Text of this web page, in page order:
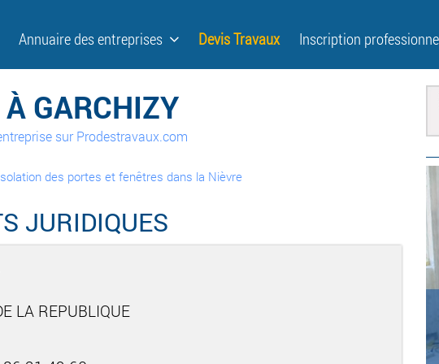
Annuaire des entreprises Devis Travaux Inscription
GARCHIZY
sur Prodestravaux.com
des portes et fenêtres dans la Nièvre
JURIDIQUES
LA REPUBLIQUE